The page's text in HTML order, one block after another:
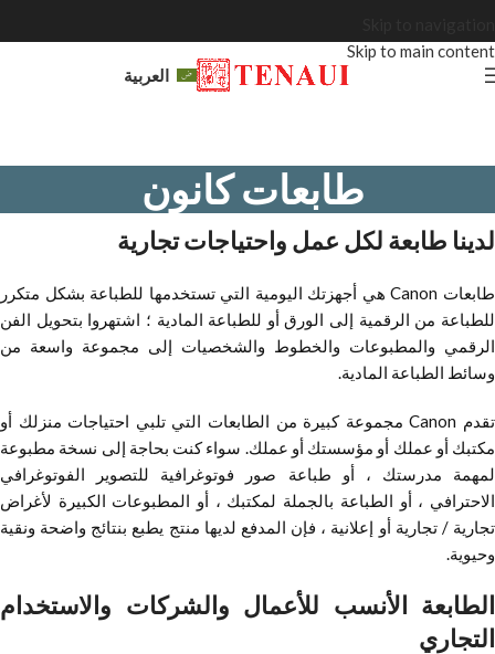
Skip to main content
العربية
طابعات كانون
لدينا طابعة لكل عمل واحتياجات تجارية
طابعات Canon هي أجهزتك اليومية التي تستخدمها للطباعة بشكل متكرر
للطباعة من الرقمية إلى الورق أو للطباعة المادية ؛ اشتهروا بتحويل الفن
الرقمي والمطبوعات والخطوط والشخصيات إلى مجموعة واسعة من
وسائط الطباعة المادية.
تقدم Canon مجموعة كبيرة من الطابعات التي تلبي احتياجات منزلك أو
مكتبك أو عملك أو مؤسستك أو عملك. سواء كنت بحاجة إلى نسخة مطبوعة
لمهمة مدرستك ، أو طباعة صور فوتوغرافية للتصوير الفوتوغرافي
الاحترافي ، أو الطباعة بالجملة لمكتبك ، أو المطبوعات الكبيرة لأغراض
تجارية / تجارية أو إعلانية ، فإن المدفع لديها منتج يطبع بنتائج واضحة ونقية
وحيوية.
الطابعة الأنسب للأعمال والشركات والاستخدام
التجاري